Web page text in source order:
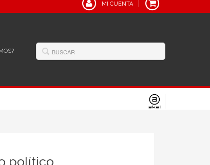
MI CUENTA
político